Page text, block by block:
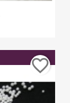
favorite_border